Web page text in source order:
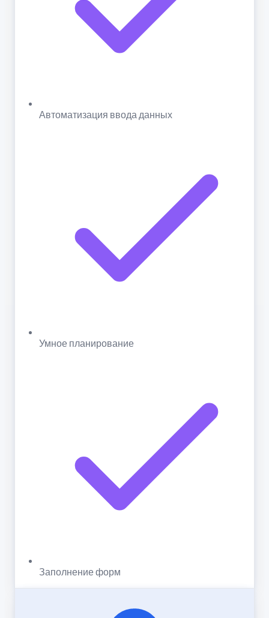
Автоматизация ввода данных
Умное планирование
Заполнение форм